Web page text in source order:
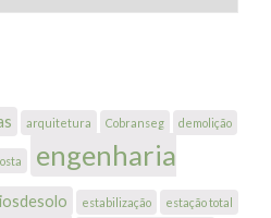
arquitetura Cobranseg demolição
engenharia
estabilização estação total